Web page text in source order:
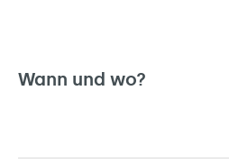
Wann und wo?